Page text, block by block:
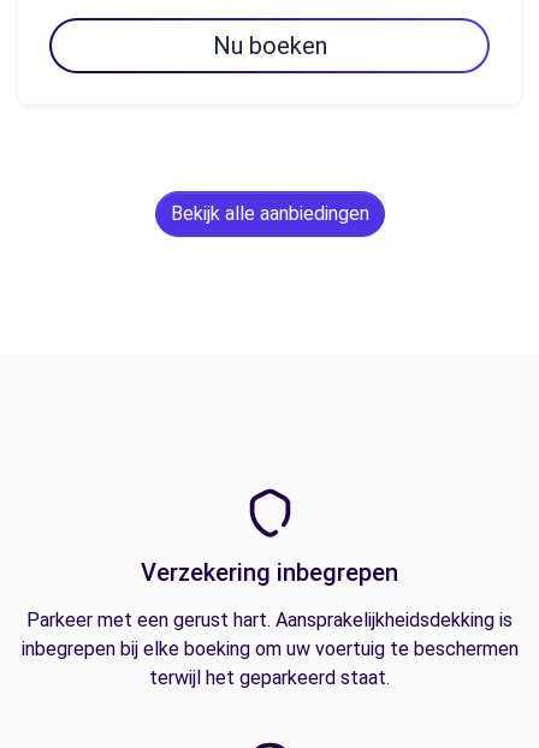
Nu boeken
Bekijk alle aanbiedingen
Verzekering inbegrepen
Parkeer met een gerust hart. Aansprakelijkheidsdekking is
inbegrepen bij elke boeking om uw voertuig te beschermen
terwijl het geparkeerd staat.